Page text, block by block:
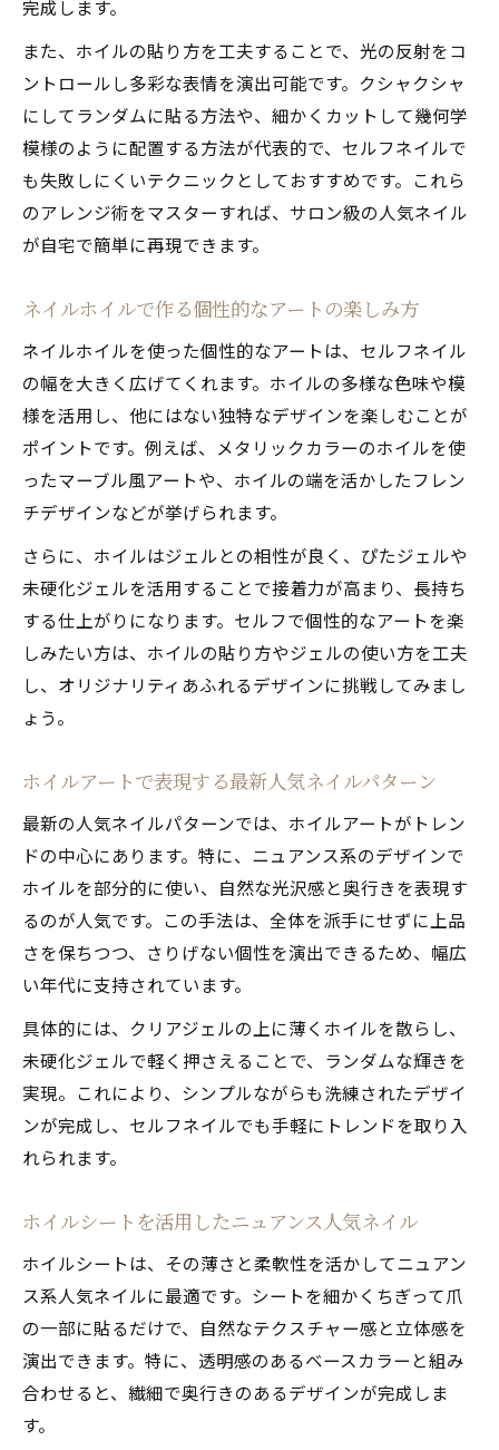
完成します。
また、ホイルの貼り方を工夫することで、光の反射をコ
ントロールし多彩な表情を演出可能です。クシャクシャ
にしてランダムに貼る方法や、細かくカットして幾何学
模様のように配置する方法が代表的で、セルフネイルで
も失敗しにくいテクニックとしておすすめです。これら
のアレンジ術をマスターすれば、サロン級の人気ネイル
が自宅で簡単に再現できます。
ネイルホイルで作る個性的なアートの楽しみ方
ネイルホイルを使った個性的なアートは、セルフネイル
の幅を大きく広げてくれます。ホイルの多様な色味や模
様を活用し、他にはない独特なデザインを楽しむことが
ポイントです。例えば、メタリックカラーのホイルを使
ったマーブル風アートや、ホイルの端を活かしたフレン
チデザインなどが挙げられます。
さらに、ホイルはジェルとの相性が良く、ぴたジェルや
未硬化ジェルを活用することで接着力が高まり、長持ち
する仕上がりになります。セルフで個性的なアートを楽
しみたい方は、ホイルの貼り方やジェルの使い方を工夫
し、オリジナリティあふれるデザインに挑戦してみまし
ょう。
ホイルアートで表現する最新人気ネイルパターン
最新の人気ネイルパターンでは、ホイルアートがトレン
ドの中心にあります。特に、ニュアンス系のデザインで
ホイルを部分的に使い、自然な光沢感と奥行きを表現す
るのが人気です。この手法は、全体を派手にせずに上品
さを保ちつつ、さりげない個性を演出できるため、幅広
い年代に支持されています。
具体的には、クリアジェルの上に薄くホイルを散らし、
未硬化ジェルで軽く押さえることで、ランダムな輝きを
実現。これにより、シンプルながらも洗練されたデザイ
ンが完成し、セルフネイルでも手軽にトレンドを取り入
れられます。
ホイルシートを活用したニュアンス人気ネイル
ホイルシートは、その薄さと柔軟性を活かしてニュアン
ス系人気ネイルに最適です。シートを細かくちぎって爪
の一部に貼るだけで、自然なテクスチャー感と立体感を
演出できます。特に、透明感のあるベースカラーと組み
合わせると、繊細で奥行きのあるデザインが完成しま
す。